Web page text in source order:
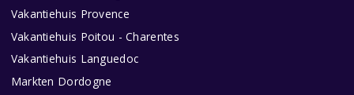
Vakantiehuis Provence
Vakantiehuis Poitou - Charentes
Vakantiehuis Languedoc
Markten Dordogne